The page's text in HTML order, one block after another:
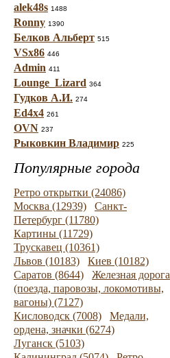
alek48s 1488
Ronny 1390
Белков Альберт 515
VSx86 446
Admin 411
Lounge_Lizard 364
Гудков А.И. 274
Ed4x4 261
OVN 237
Рыковкин Владимир 225
Популярные города
Ретро открытки (24086)
Москва (12939)
Санкт-
Петербург (11780)
Картины (11729)
Трускавец (10361)
Львов (10183)
Киев (10182)
Саратов (8644)
Железная дорога
(поезда, паровозы, локомотивы,
вагоны) (7127)
Кисловодск (7008)
Медали,
ордена, значки (6274)
Луганск (5103)